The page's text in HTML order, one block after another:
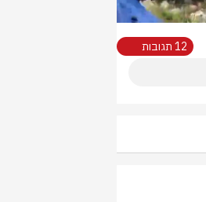
12 תגובות